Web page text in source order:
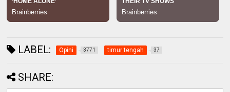
LABEL: Opini 3771 timur tengah 37
SHARE: